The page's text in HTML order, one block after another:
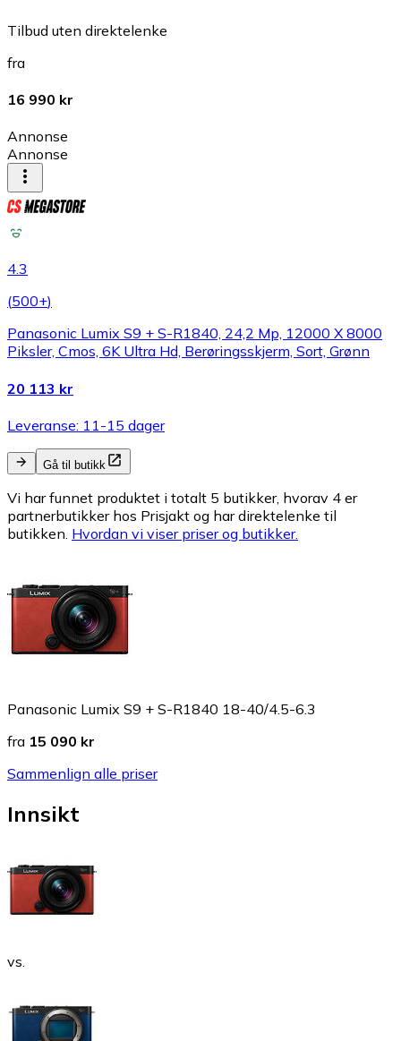
Tilbud uten direktelenke
fra
16 990 kr
Annonse
Annonse
4.3
(500+)
Panasonic Lumix S9 + S-R1840, 24,2 Mp, 12000 X 8000
Piksler, Cmos, 6K Ultra Hd, Berøringsskjerm, Sort, Grønn
20 113 kr
Leveranse: 11-15 dager
Gå til butikk
Vi har funnet produktet i totalt 5 butikker, hvorav 4 er
partnerbutikker hos Prisjakt og har direktelenke til
butikken. Hvordan vi viser priser og butikker.
Panasonic Lumix S9 + S-R1840 18-40/4.5-6.3
fra 15 090 kr
Sammenlign alle priser
Innsikt
vs.